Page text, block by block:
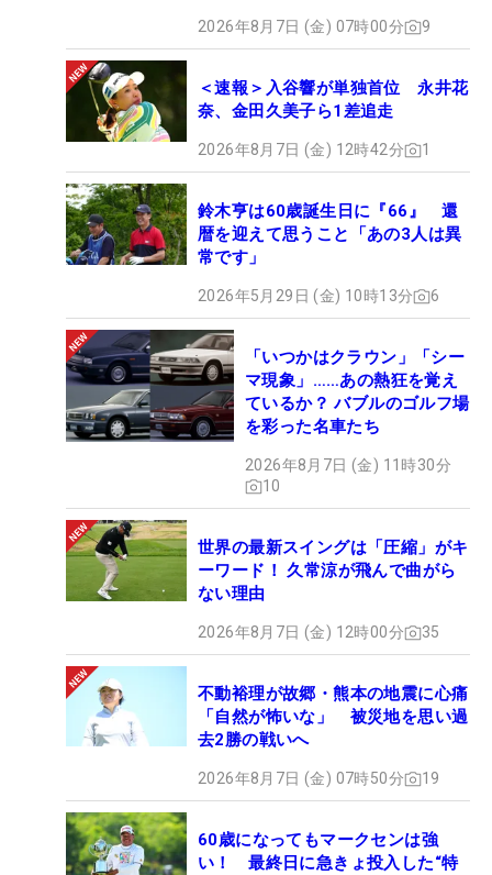
2026年8月7日 (金) 07時00分 9
＜速報＞入谷響が単独首位 永井花
奈、金田久美子ら1差追走
2026年8月7日 (金) 12時42分 1
鈴木亨は60歳誕生日に『66』 還
暦を迎えて思うこと「あの3人は異
常です」
2026年5月29日 (金) 10時13分 6
「いつかはクラウン」「シー
マ現象」……あの熱狂を覚え
ているか？ バブルのゴルフ場
を彩った名車たち
2026年8月7日 (金) 11時30分
10
世界の最新スイングは「圧縮」がキ
ーワード！ 久常涼が飛んで曲がら
ない理由
2026年8月7日 (金) 12時00分 35
不動裕理が故郷・熊本の地震に心痛
「自然が怖いな」 被災地を思い過
去2勝の戦いへ
2026年8月7日 (金) 07時50分 19
60歳になってもマークセンは強
い！ 最終日に急きょ投入した“特